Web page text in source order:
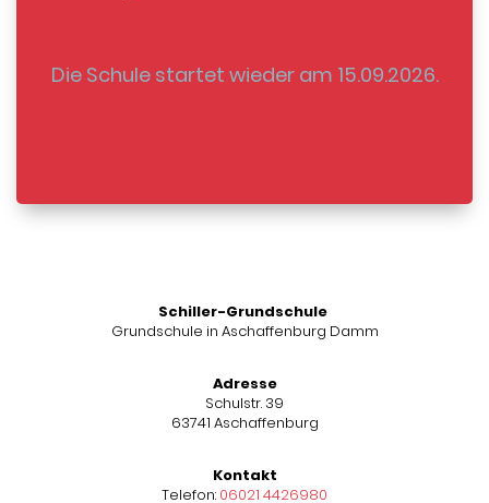
Die Schule startet wieder am 15.09.2026.
Schiller-Grundschule
Grundschule in Aschaffenburg Damm
Adresse
Schulstr. 39
63741 Aschaffenburg
Kontakt
Telefon: 06021 4426980